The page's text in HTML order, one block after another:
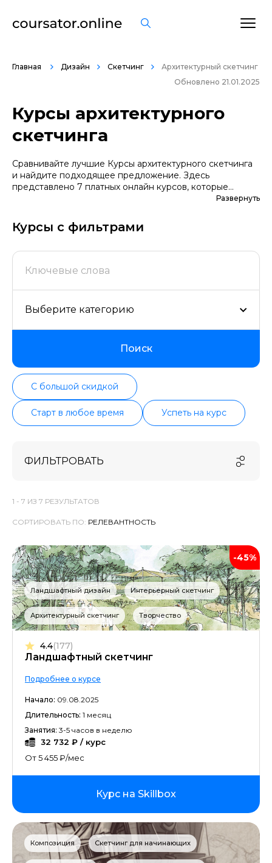
Главная Дизайн Скетчинг
Архитектурный скетчинг
Обновлено 21.01.2025
Курсы архитектурного
скетчинга
Сравнивайте лучшие Курсы архитектурного скетчинга
и найдите подходящее предложение. Здесь
представлено 7 платных онлайн курсов, которые
помогут вам стать грамотными специалистами. А если
попробуйте бесплатные варианты. Большой выбор
обучающих программ по цене, продолжительности,
поддерживаем информацию о всех курсах
проверенных школ в актуальном состоянии.
Развернуть
Курсы с фильтрами
Выберите категорию
Поиск
С большой скидкой
Старт в любое время Успеть на курс
ФИЛЬТРОВАТЬ
1 - 7 ИЗ 7 РЕЗУЛЬТАТОВ
СОРТИРОВАТЬ ПО:
-45%
Ландшафтный дизайн Интерьерный скетчинг
Архитектурный скетчинг Творчество
Ландшафтный скетчинг
4.4(177)
Подробнее о курсе
Начало: 09.08.2025
Длительность: 1 месяц
Занятия: 3-5 часов в неделю
32 732 ₽ / курс
От 5 455 ₽/мес
Курс на Skillbox
Композиция Скетчинг для начинающих